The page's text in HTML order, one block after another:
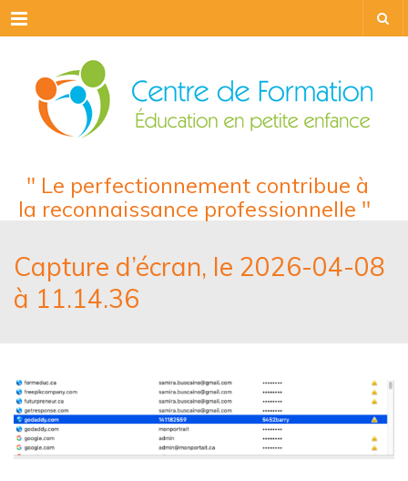
Menu
" Le perfectionnement contribue à
la reconnaissance professionnelle "
Capture d’écran, le 2026-04-08
à 11.14.36